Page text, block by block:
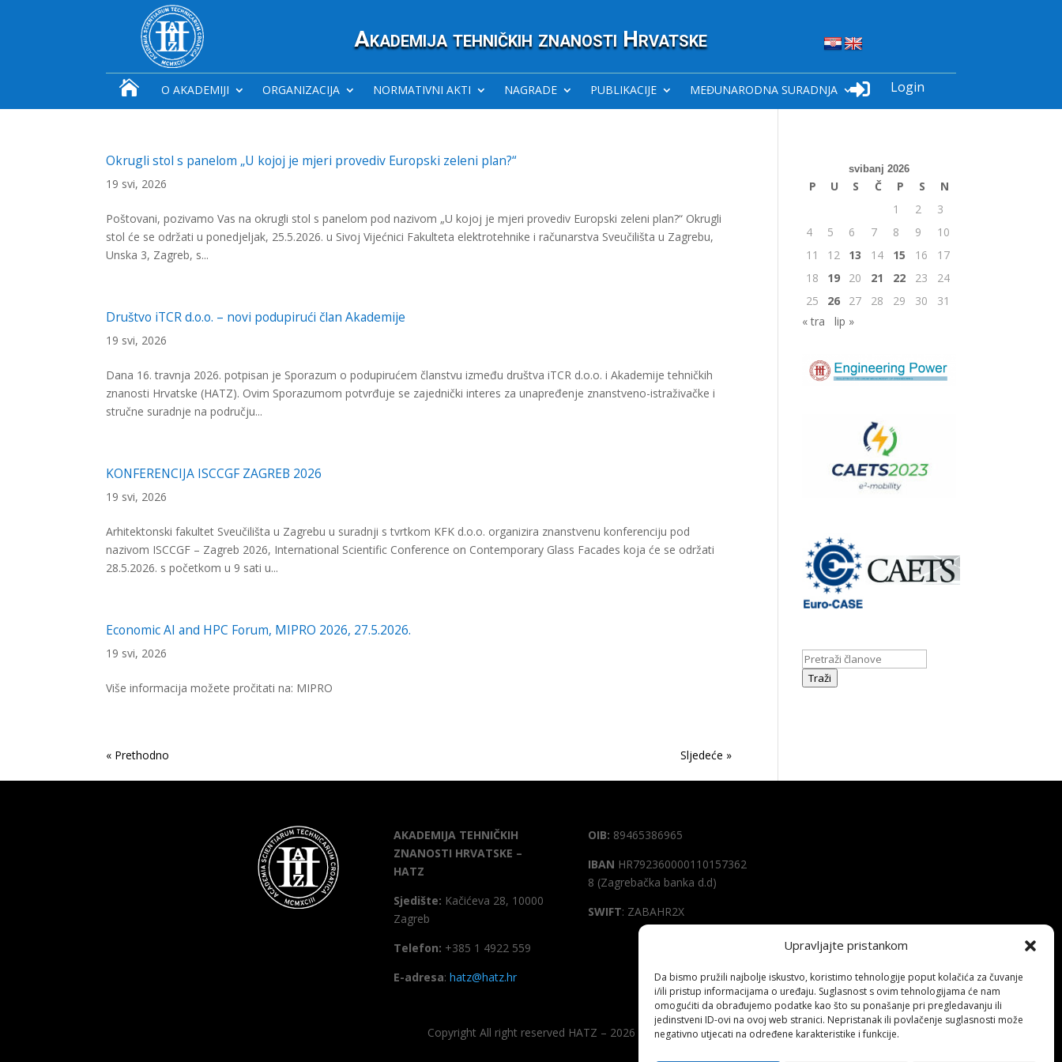
Upravljajte pristankom
Da bismo pružili najbolje iskustvo, koristimo tehnologije poput kolačića za čuvanje
i/ili pristup informacijama o uređaju. Suglasnost s ovim tehnologijama će nam
omogućiti da obrađujemo podatke kao što su ponašanje pri pregledavanju ili
jedinstveni ID-ovi na ovoj web stranici. Nepristanak ili povlačenje suglasnosti može
negativno utjecati na određene karakteristike i funkcije.
Akademija tehničkih znanosti Hrvatske
 O AKADEMIJI ORGANIZACIJA NORMATIVNI AKTI NAGRADE PUBLIKACIJE MEĐUNARODNA SURADNJA  Login
Okrugli stol s panelom „U kojoj je mjeri provediv Europski zeleni plan?“
19 svi, 2026
Poštovani, pozivamo Vas na okrugli stol s panelom pod nazivom „U kojoj je mjeri provediv Europski zeleni plan?“ Okrugli
stol će se održati u ponedjeljak, 25.5.2026. u Sivoj Vijećnici Fakulteta elektrotehnike i računarstva Sveučilišta u Zagrebu,
Unska 3, Zagreb, s...
Društvo iTCR d.o.o. – novi podupirući član Akademije
19 svi, 2026
Dana 16. travnja 2026. potpisan je Sporazum o podupirućem članstvu između društva iTCR d.o.o. i Akademije tehničkih
znanosti Hrvatske (HATZ). Ovim Sporazumom potvrđuje se zajednički interes za unapređenje znanstveno-istraživačke i
stručne suradnje na području...
KONFERENCIJA ISCCGF ZAGREB 2026
19 svi, 2026
Arhitektonski fakultet Sveučilišta u Zagrebu u suradnji s tvrtkom KFK d.o.o. organizira znanstvenu konferenciju pod
nazivom ISCCGF – Zagreb 2026, International Scientific Conference on Contemporary Glass Facades koja će se održati
28.5.2026. s početkom u 9 sati u...
Economic AI and HPC Forum, MIPRO 2026, 27.5.2026.
19 svi, 2026
Više informacija možete pročitati na: MIPRO
« Older Entries Next Entries »
svibanj 2026
P U S Č P S
N
1
2
3
4
5 6 7 8 9
10
11
12 13 14 15 16
17
18
19 20 21 22 23
24
25
26 27 28 29 30
31
« tra
lip »
Traži
AKADEMIJA TEHNIČKIH
ZNANOSTI HRVATSKE –
HATZ
Sjedište: Kačićeva 28, 10000
Zagreb
Telefon: +385 1 4922 559
E-adresa: hatz@hatz.hr
OIB: 89465386965
IBAN HR792360000110157362
8 (Zagrebačka banka d.d)
SWIFT: ZABAHR2X
Copyright All right reserved HATZ – 2026